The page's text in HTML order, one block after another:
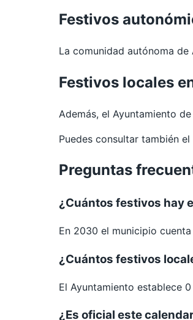
Festivos
La comunidad autónoma
Festivos locales
Además, el Ayuntamiento
Puedes consultar también
Preguntas
¿Cuántos festivos hay
En 2030 el municipio
¿Cuántos festivos
El Ayuntamiento establece
¿Es oficial este